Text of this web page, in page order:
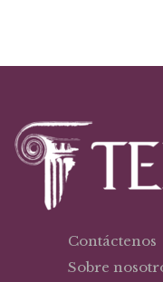
Contáctenos
Sobre